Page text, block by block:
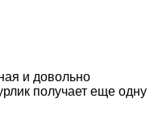
и довольно
получает еще одну